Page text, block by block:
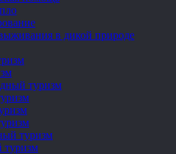
в дикой природе
туризм
туризм
туризм